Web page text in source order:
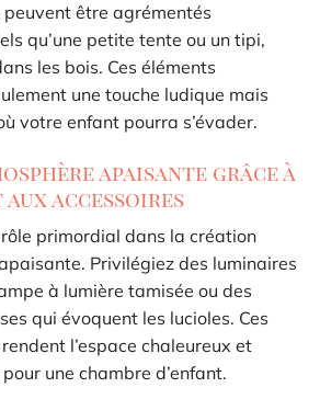
peuvent être agrémentés
qu’une petite tente ou un tipi,
les bois. Ces éléments
une touche ludique mais
votre enfant pourra s’évader.
apaisante grâce à
accessoires
rôle primordial dans la création
Privilégiez des luminaires
à lumière tamisée ou des
qui évoquent les lucioles. Ces
l’espace chaleureux et
une chambre d’enfant.